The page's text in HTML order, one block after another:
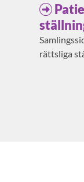
rättsliga